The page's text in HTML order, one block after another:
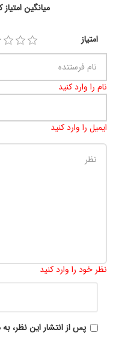
میانگین امتیاز
امتیاز
نام را وارد کنید
ایمیل را وارد کنید
نظر خود را وارد کنید
پس از انتشار این نظر،